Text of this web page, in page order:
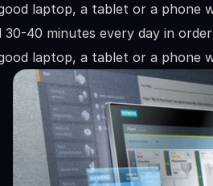
laptop, a tablet or a phone
40 minutes every day in
laptop, a tablet or a phone